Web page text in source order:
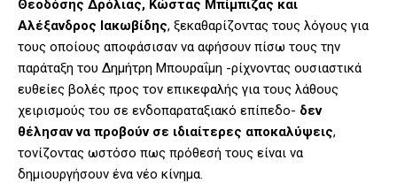
Θεοδόσης Δρόλιας, Κώστας Μπίμπιζας και
Αλέξανδρος Ιακωβίδης, ξεκαθαρίζοντας τους λόγους για
τους οποίους αποφάσισαν να αφήσουν πίσω τους την
παράταξη του Δημήτρη Μπουραΐμη -ρίχνοντας ουσιαστικά
ευθείες βολές προς τον επικεφαλής για τους λάθους
χειρισμούς του σε ενδοπαραταξιακό επίπεδο- δεν
θέλησαν να προβούν σε ιδιαίτερες αποκαλύψεις,
τονίζοντας ωστόσο πως πρόθεσή τους είναι να
δημιουργήσουν ένα νέο κίνημα.